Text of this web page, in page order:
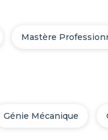
Mastère
Génie Mécanique